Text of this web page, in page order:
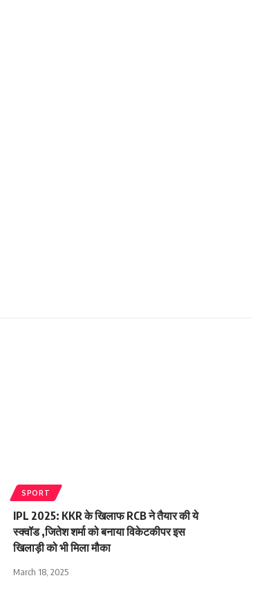
SPORT
IPL 2025: KKR के खिलाफ RCB ने तैयार की ये
स्क्वॉड ,जितेश शर्मा को बनाया विकेटकीपर इस
खिलाड़ी को भी मिला मौका
March 18, 2025